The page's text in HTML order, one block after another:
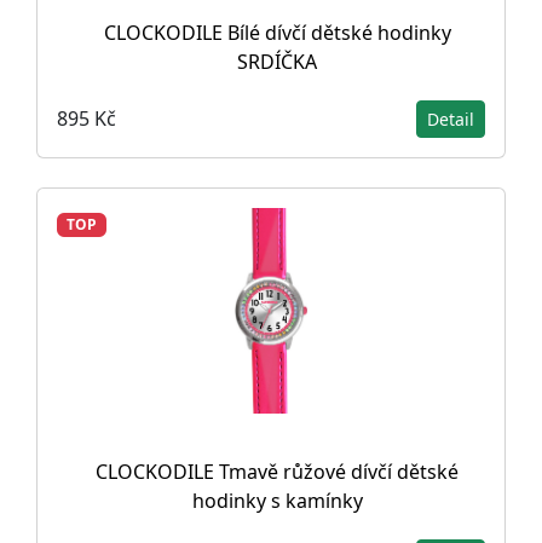
CLOCKODILE Bílé dívčí dětské hodinky
SRDÍČKA
895 Kč Detail
TOP
CLOCKODILE Tmavě růžové dívčí dětské
hodinky s kamínky